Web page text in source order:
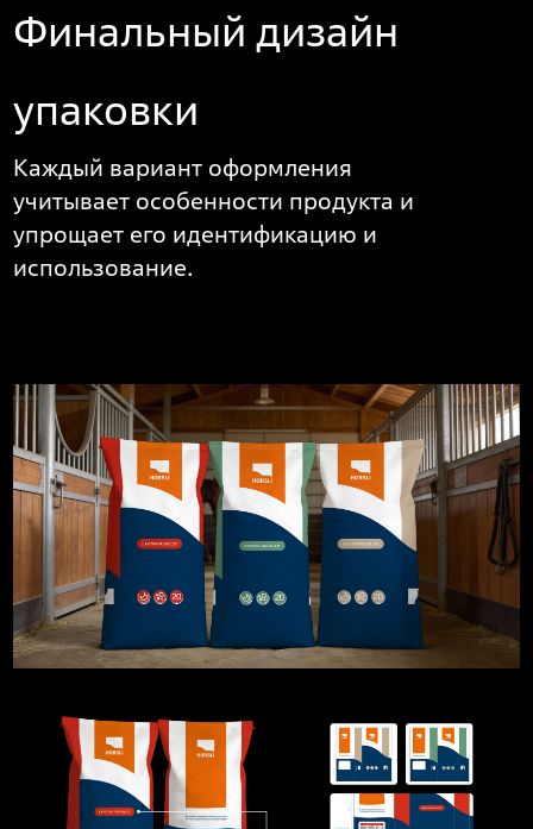
Финальный дизайн
упаковки
Каждый вариант оформления
учитывает особенности продукта и
упрощает его идентификацию и
использование.